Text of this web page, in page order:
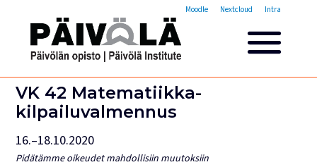
Moodle Nextcloud Intra
Yleisakatemia
Lyhytkurssit
Päivölän opisto
Miksi valita Päivölän opisto
Opettajien esittelyt
VK 42 Matematiikka­
kilpailuvalmennus
16.–18.10.2020
Pidätämme oikeudet mahdollisiin muutoksiin